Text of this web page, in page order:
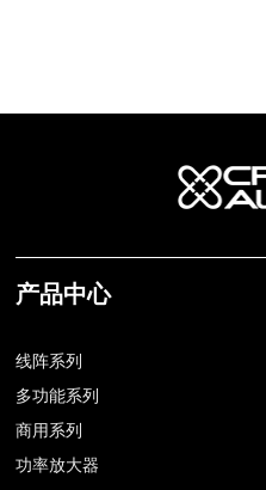
产品中心
线阵系列
多功能系列
商用系列
功率放大器